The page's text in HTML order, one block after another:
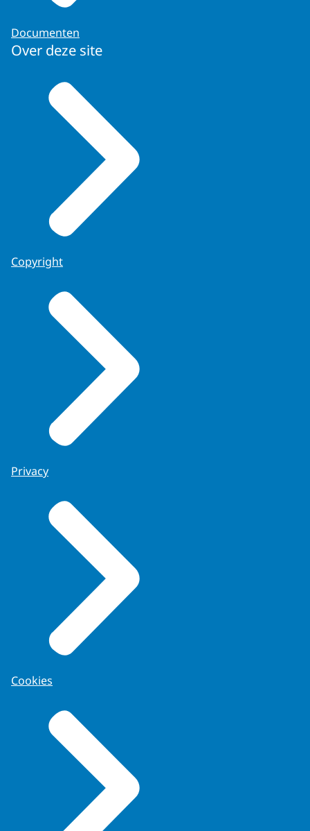
Documenten
Over deze site
Copyright
Privacy
Cookies